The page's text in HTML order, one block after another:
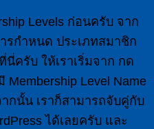
Levels ก่อนครับ จาก
รกำหนด ประเภทสมาชิก
นี่ครับ ให้เราเริ่มจาก กด
Membership Level Name
กนั้น เราก็สามารถจับคู่กับ
ได้เลยครับ และ